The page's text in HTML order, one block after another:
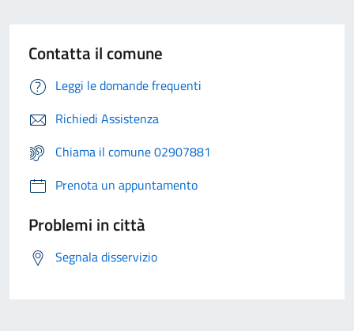
Contatta il comune
Leggi le domande frequenti
Richiedi Assistenza
Chiama il comune 02907881
Prenota un appuntamento
Problemi in città
Segnala disservizio